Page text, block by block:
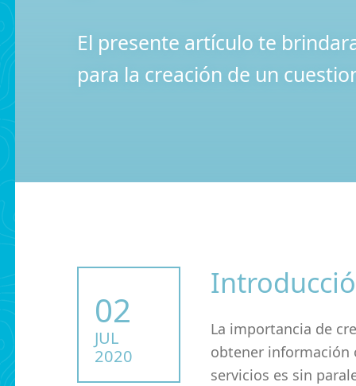
El presente artículo te
para la creación de un
02
JUL
2020
La importancia de
obtener información
servicios es sin